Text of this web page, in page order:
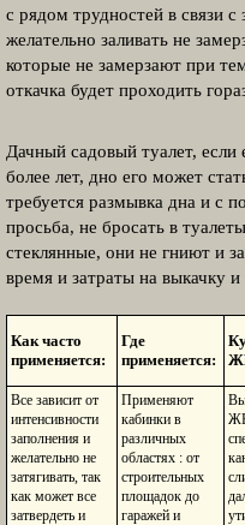
с рядом трудностей в связи
желательно заливать не
которые не замерзают при
откачка будет проходить
Дачный садовый туалет, если
более лет, дно его может
требуется размывка дна и с
просьба, не бросать в
стеклянные, они не гниют и
время и затраты на выкачку и
Как часто
применяется:
Где
применяется:
Все зависит от
интенсивности
заполнения и
желательно не
затягивать, так
как может все
затвердеть и
Применяют
кабинки в
различных
областях : от
строительных
площадок до
гаражей и